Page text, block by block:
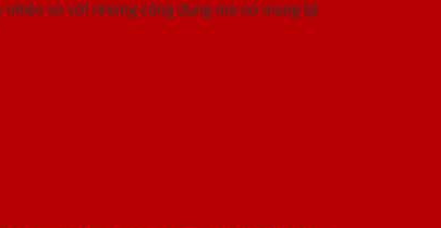
so với những công dụng mà nó mang lại